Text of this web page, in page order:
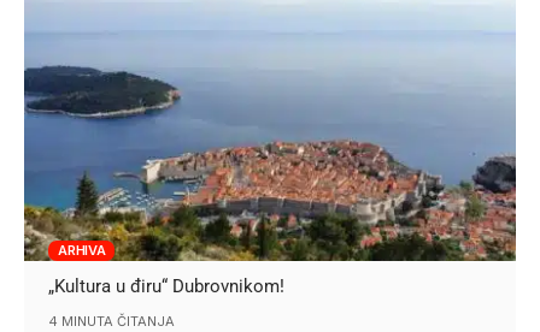
ARHIVA
„Kultura u điru“ Dubrovnikom!
4 MINUTA ČITANJA